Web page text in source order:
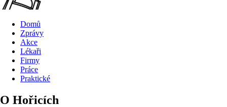
Domů
Zprávy
Akce
Lékaři
Firmy
Práce
Praktické
O Hořicích